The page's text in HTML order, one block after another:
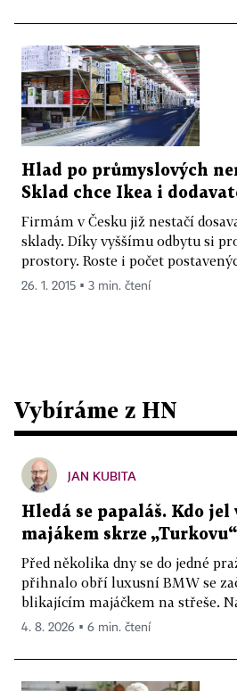
Hlad po průmyslových
Sklad chce Ikea i
Firmám v Česku již nestačí
sklady. Díky vyššímu odbytu si
prostory. Roste i počet
26. 1. 2015 ▪ 3 min. čtení
Vybíráme z HN
JAN KUBITA
Hledá se papaláš. Kdo jel
majákem skrze
Před několika dny se do jedné
přihnalo obří luxusní BMW se
blikajícím majáčkem na střeše.
4. 8. 2026 ▪ 6 min. čtení